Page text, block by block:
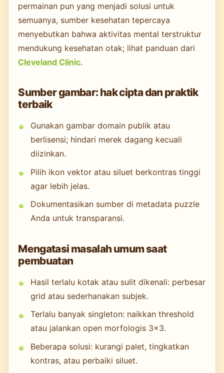
permainan pun yang menjadi solusi untuk
semuanya, sumber kesehatan tepercaya
menyebutkan bahwa aktivitas mental terstruktur
mendukung kesehatan otak; lihat panduan dari
Cleveland Clinic.
Sumber gambar: hak cipta dan praktik
terbaik
Gunakan gambar domain publik atau
berlisensi; hindari merek dagang kecuali
diizinkan.
Pilih ikon vektor atau siluet berkontras tinggi
agar lebih jelas.
Dokumentasikan sumber di metadata puzzle
Anda untuk transparansi.
Mengatasi masalah umum saat
pembuatan
Hasil terlalu kotak atau sulit dikenali: perbesar
grid atau sederhanakan subjek.
Terlalu banyak singleton: naikkan threshold
atau jalankan open morfologis 3×3.
Beberapa solusi: kurangi palet, tingkatkan
kontras, atau perbaiki siluet.